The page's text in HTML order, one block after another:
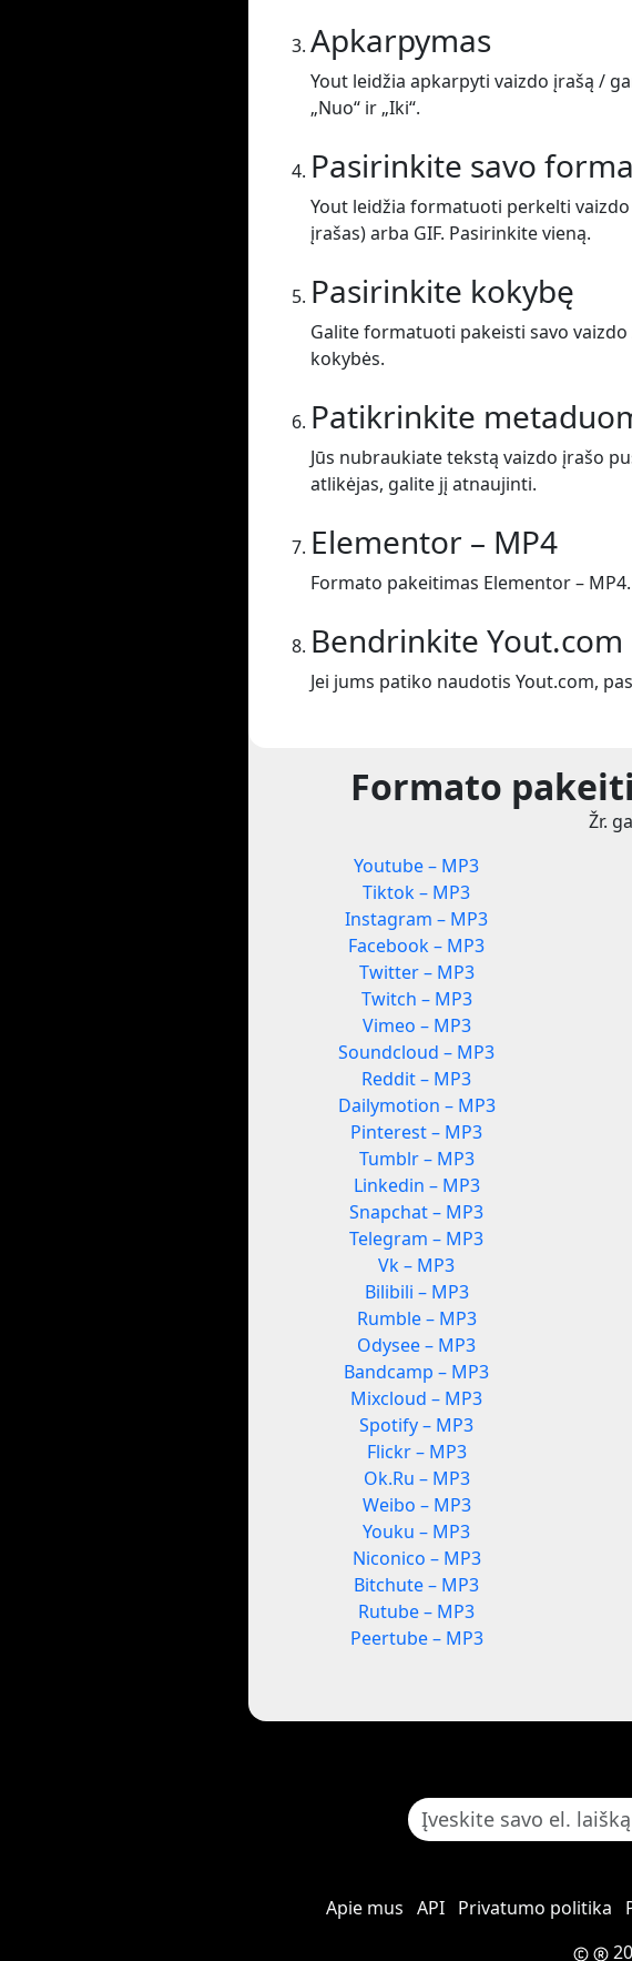
Apkarpymas
Yout leidžia apkarpyti vaizdo įrašą /
„Nuo“ ir „Iki“.
Pasirinkite savo
Yout leidžia formatuoti perkelti vaizdo
įrašas) arba GIF. Pasirinkite vieną.
Pasirinkite kokybę
Galite formatuoti pakeisti savo
kokybės.
Patikrinkite
Jūs nubraukiate tekstą vaizdo įrašo
atlikėjas, galite jį atnaujinti.
Elementor – MP4
Formato pakeitimas Elementor – MP4.
Bendrinkite Yout.com
Jei jums patiko naudotis Yout.com,
Formato
Žr.
Youtube – MP3
Tiktok – MP3
Instagram – MP3
Facebook – MP3
Twitter – MP3
Twitch – MP3
Vimeo – MP3
Soundcloud – MP3
Reddit – MP3
Dailymotion – MP3
Pinterest – MP3
Tumblr – MP3
Linkedin – MP3
Snapchat – MP3
Telegram – MP3
Vk – MP3
Bilibili – MP3
Rumble – MP3
Odysee – MP3
Bandcamp – MP3
Mixcloud – MP3
Spotify – MP3
Flickr – MP3
Ok.Ru – MP3
Weibo – MP3
Youku – MP3
Niconico – MP3
Bitchute – MP3
Rutube – MP3
Peertube – MP3
Apie mus API Privatumo politika